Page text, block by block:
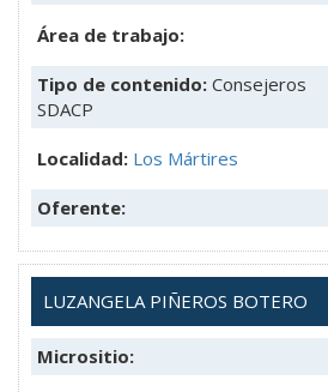
Área de trabajo:
Tipo de contenido: Consejeros
SDACP
Localidad: Los Mártires
Oferente:
LUZANGELA PIÑEROS BOTERO
Micrositio: